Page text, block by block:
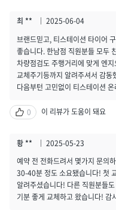
최 ** 2025-06-04
브랜드믿고, 티스테이션 타이어
좋습니다. 한남점 직원분들 모두
차량점검도 주행거리에 맞게 엔
교체주기등까지 알려주셔서 감
다음부턴 고민없이 티스테이션
0 이 리뷰가 도움이 돼요
황 ** 2025-05-23
예약 전 전화드려서 몇가지 문의
30-40분 정도 소요됐습니다! 첫
알려주셨습니다! 다른 직원분들
기분 좋게 교체하고 왔습니다! 감